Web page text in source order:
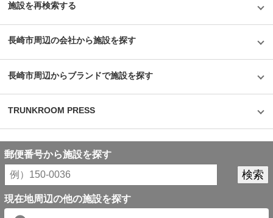
施設を再検索する
長崎市周辺の会社から施設を探す
長崎市周辺からブランドで施設を探す
TRUNKROOM PRESS
郵便番号から施設を探す
現在地周辺の他の施設を探す